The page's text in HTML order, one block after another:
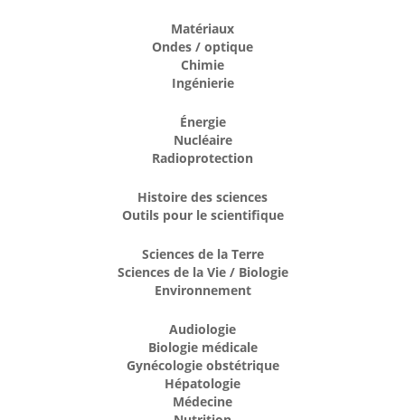
Matériaux
Ondes / optique
Chimie
Ingénierie
Énergie
Nucléaire
Radioprotection
Histoire des sciences
Outils pour le scientifique
Sciences de la Terre
Sciences de la Vie / Biologie
Environnement
Audiologie
Biologie médicale
Gynécologie obstétrique
Hépatologie
Médecine